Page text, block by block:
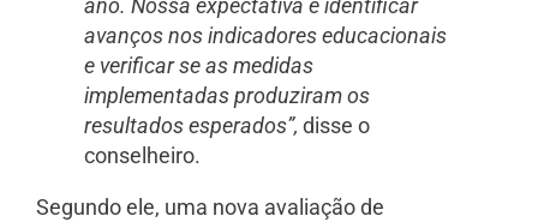
ano. Nossa expectativa é identificar
avanços nos indicadores educacionais
e verificar se as medidas
implementadas produziram os
resultados esperados”, disse o
conselheiro.
Segundo ele, uma nova avaliação de